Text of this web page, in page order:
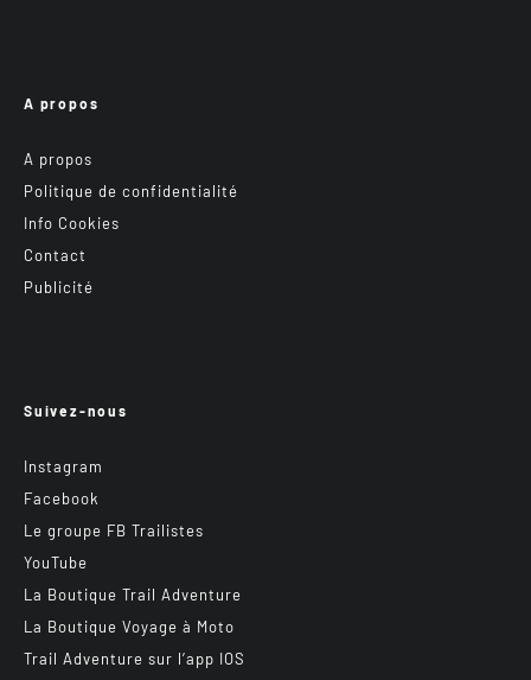
A propos
A propos
Politique de confidentialité
Info Cookies
Contact
Publicité
Suivez-nous
Instagram
Facebook
Le groupe FB Trailistes
YouTube
La Boutique Trail Adventure
La Boutique Voyage à Moto
Trail Adventure sur l’app IOS